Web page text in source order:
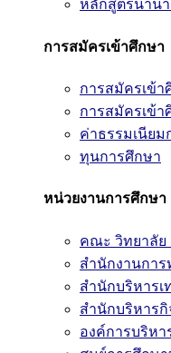
หลักสูตรนาน
การสมัครเข้าศึกษา
การสมัครเข้
การสมัครเข้
ค่าธรรมเนียม
ทุนการศึกษา
หน่วยงานการศึกษา
คณะ วิทยาลัย
สำนักงานการ
สำนักบริหารเ
สำนักบริหาร
องค์การบริห